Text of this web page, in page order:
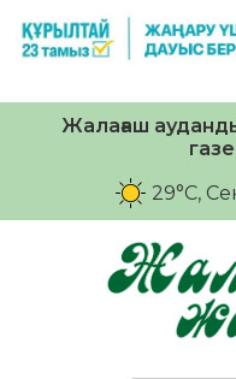
Жалағаш
29°C,